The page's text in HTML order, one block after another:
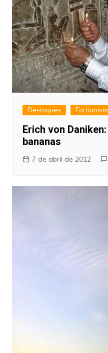
Destaques
Erich von
bananas
7 de abril de 2012